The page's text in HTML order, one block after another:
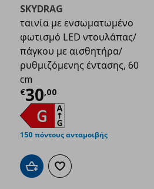
€ 12,99
SKYDRAG
ταινία με ενσωματωμένο
φωτισμό LED ντουλάπας/
πάγκου με αισθητήρα/
ρυθμιζόμενης έντασης, 60
cm
€30,00
Τρέχουσα τιμή
150 πόντους ανταμοιβής
Προσθήκη στο καλάθι
Προσθήκη στα αγαπημένα